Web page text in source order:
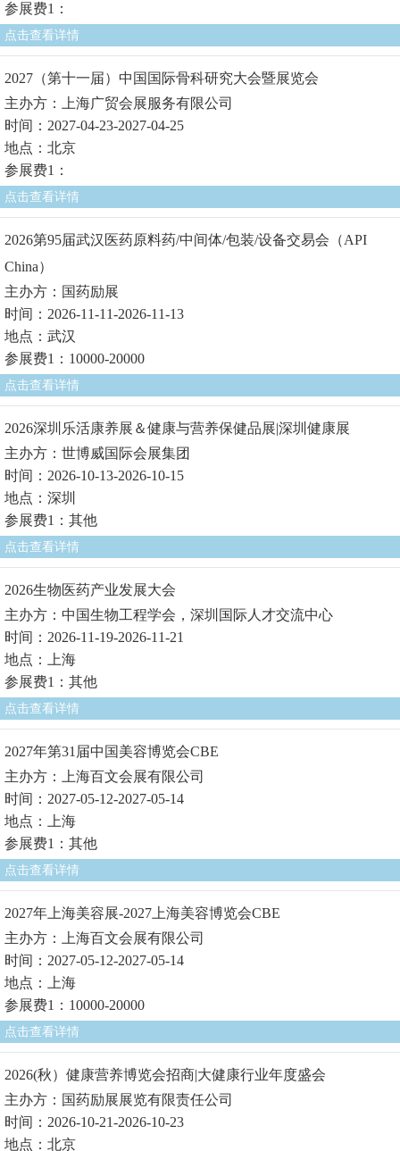
参展费1：
点击查看详情
2027（第十一届）中国国际骨科研究大会暨展览会
主办方：上海广贸会展服务有限公司
时间：2027-04-23-2027-04-25
地点：北京
参展费1：
点击查看详情
2026第95届武汉医药原料药/中间体/包装/设备交易会（API
China）
主办方：国药励展
时间：2026-11-11-2026-11-13
地点：武汉
参展费1：10000-20000
点击查看详情
2026深圳乐活康养展＆健康与营养保健品展|深圳健康展
主办方：世博威国际会展集团
时间：2026-10-13-2026-10-15
地点：深圳
参展费1：其他
点击查看详情
2026生物医药产业发展大会
主办方：中国生物工程学会，深圳国际人才交流中心
时间：2026-11-19-2026-11-21
地点：上海
参展费1：其他
点击查看详情
2027年第31届中国美容博览会CBE
主办方：上海百文会展有限公司
时间：2027-05-12-2027-05-14
地点：上海
参展费1：其他
点击查看详情
2027年上海美容展-2027上海美容博览会CBE
主办方：上海百文会展有限公司
时间：2027-05-12-2027-05-14
地点：上海
参展费1：10000-20000
点击查看详情
2026(秋）健康营养博览会招商|大健康行业年度盛会
主办方：国药励展展览有限责任公司
时间：2026-10-21-2026-10-23
地点：北京